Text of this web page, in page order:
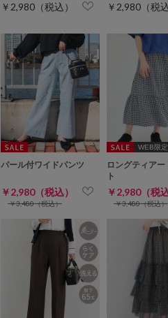
￥2,980（税込） ￥2,980（税込
パール付ワイドパンツ
￥2,980（税込）
￥3,480（税込）
WEB限
ロングティアー
ト
￥2,980（税込
￥3,480（税込）